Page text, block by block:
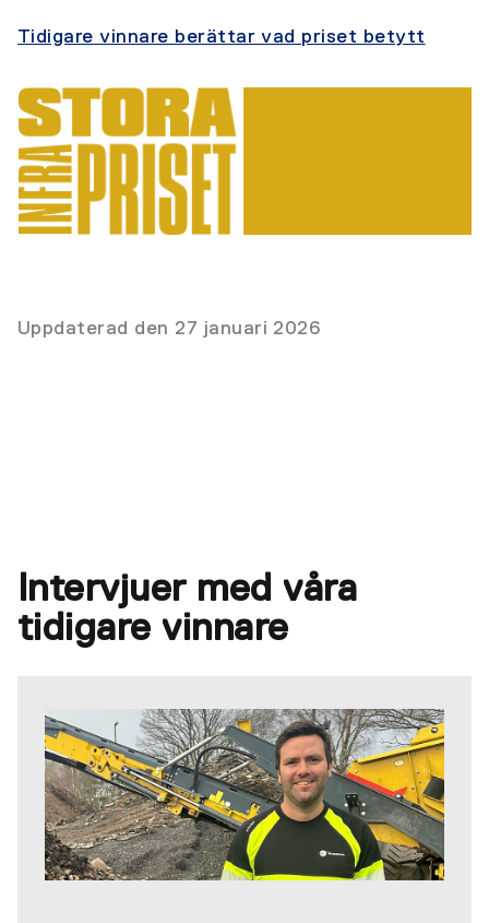
Tidigare vinnare berättar vad priset betytt
Uppdaterad den 27 januari 2026
Intervjuer med våra
tidigare vinnare